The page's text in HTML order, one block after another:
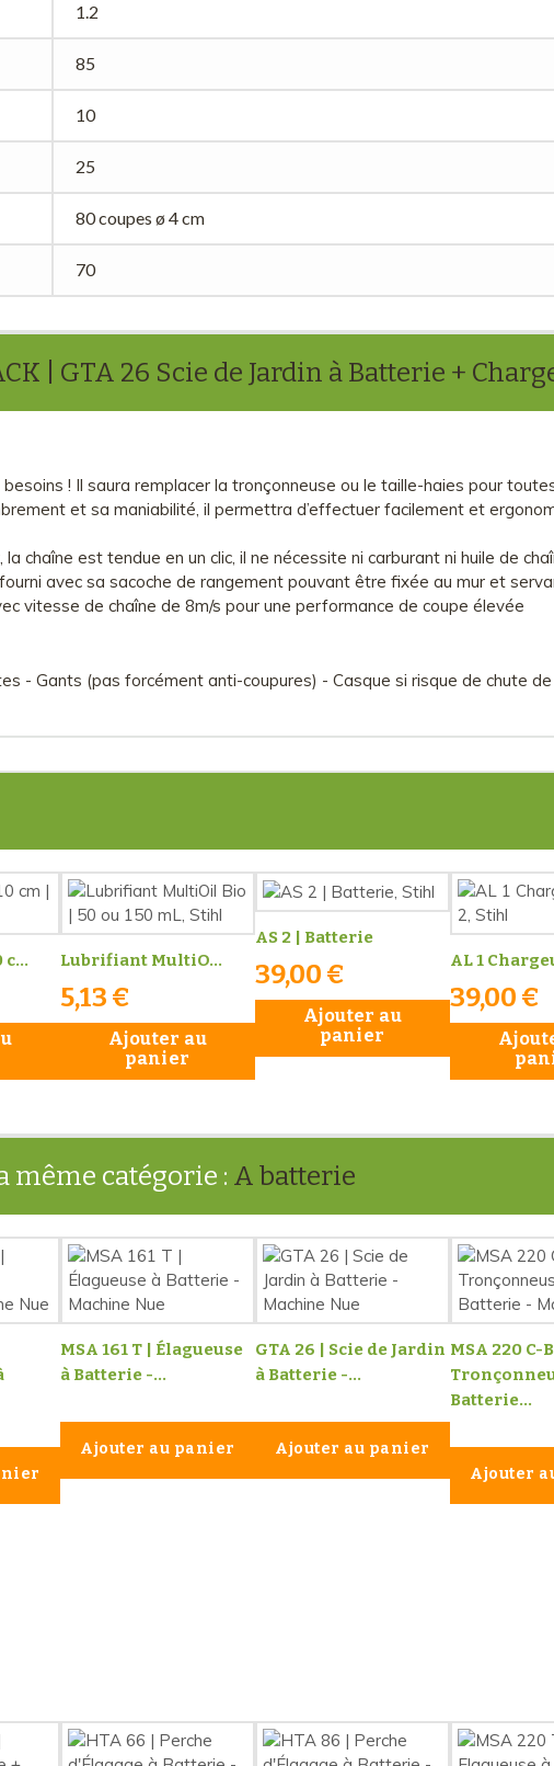
1.2
85
10
25
80 coupes ø 4 cm
70
| GTA 26 Scie de Jardin à Batterie +
besoins ! Il saura remplacer la tronçonneuse ou le taille-haies pour
et sa maniabilité, il permettra d’effectuer facilement et
la chaîne est tendue en un clic, il ne nécessite ni carburant ni huile de
avec sa sacoche de rangement pouvant être fixée au mur et
vitesse de chaîne de 8m/s pour une performance de coupe élevée
- Gants (pas forcément anti-coupures) - Casque si risque de chute
c... Lubrifiant MultiO...
5,13 €
Ajouter au
panier
AS 2 | Batterie
39,00 €
Ajouter au
panier
AL 1
39,00 €
même catégorie : A batterie
MSA 161 T | Élagueuse
à Batterie -...
Ajouter au panier
GTA 26 | Scie de Jardin
à Batterie -...
Ajouter au panier
MSA 220 C-
Batterie...
Ajouter